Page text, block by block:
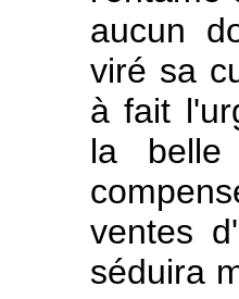
aucun
viré sa
à fait
la belle
ventes
séduira